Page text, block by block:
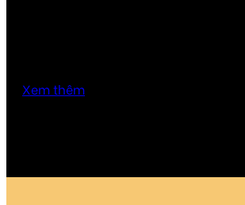
Xem thêm